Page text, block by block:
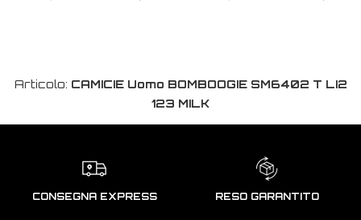
Articolo: CAMICIE Uomo BOMBOOGIE SM6402 T LI2
123 MILK
CONSEGNA EXPRESS RESO GARANTITO